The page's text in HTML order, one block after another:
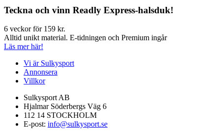
Teckna och vinn Readly Express-halsduk!
6 veckor för 159 kr.
Alltid unikt material. E-tidningen och Premium ingår
Läs mer här!
Vi är Sulkysport
Annonsera
Villkor
Sulkysport AB
Hjalmar Söderbergs Väg 6
112 14 STOCKHOLM
E-post: info@sulkysport.se